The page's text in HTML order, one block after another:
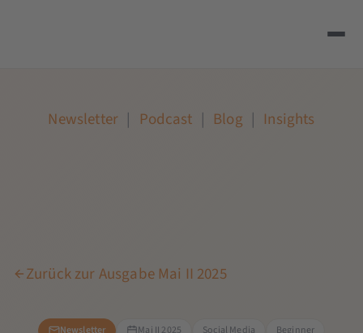
Newsletter | Podcast | Blog | Insights
Zurück zur Ausgabe Mai II 2025
Newsletter Mai II 2025 Social Media Beginner